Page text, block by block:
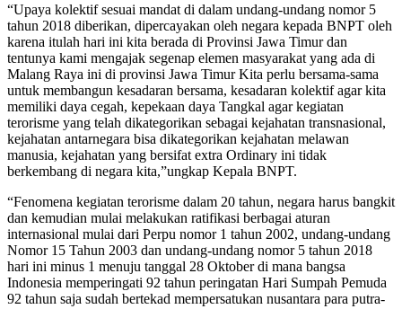
“Upaya kolektif sesuai mandat di dalam undang-undang nomor 5
tahun 2018 diberikan, dipercayakan oleh negara kepada BNPT oleh
karena itulah hari ini kita berada di Provinsi Jawa Timur dan
tentunya kami mengajak segenap elemen masyarakat yang ada di
Malang Raya ini di provinsi Jawa Timur Kita perlu bersama-sama
untuk membangun kesadaran bersama, kesadaran kolektif agar kita
memiliki daya cegah, kepekaan daya Tangkal agar kegiatan
terorisme yang telah dikategorikan sebagai kejahatan transnasional,
kejahatan antarnegara bisa dikategorikan kejahatan melawan
manusia, kejahatan yang bersifat extra Ordinary ini tidak
berkembang di negara kita,”ungkap Kepala BNPT.
“Fenomena kegiatan terorisme dalam 20 tahun, negara harus bangkit
dan kemudian mulai melakukan ratifikasi berbagai aturan
internasional mulai dari Perpu nomor 1 tahun 2002, undang-undang
Nomor 15 Tahun 2003 dan undang-undang nomor 5 tahun 2018
hari ini minus 1 menuju tanggal 28 Oktober di mana bangsa
Indonesia memperingati 92 tahun peringatan Hari Sumpah Pemuda
92 tahun saja sudah bertekad mempersatukan nusantara para putra-